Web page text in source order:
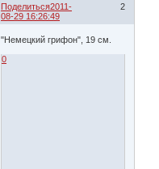
Поделиться 2
2011-
08-29 16:26:49
"Немецкий грифон", 19 см.
0